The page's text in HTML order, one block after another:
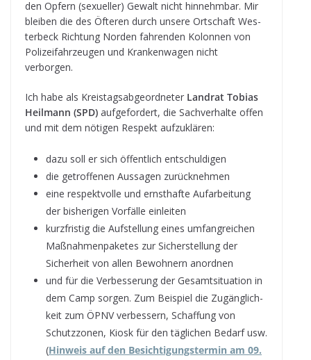
den Opfern (sexu­el­ler) Gewalt nicht hin­nehm­bar. Mir
blei­ben die des Öfte­ren durch unsere Ort­schaft Wes­
ter­beck Rich­tung Nor­den fah­ren­den Kolon­nen von
Poli­zei­fahr­zeu­gen und Kran­ken­wa­gen nicht
verborgen.
Ich habe als Kreis­tags­ab­ge­ord­ne­ter Land­rat Tobias
Heil­mann (SPD) auf­ge­for­dert, die Sach­ver­halte offen
und mit dem nöti­gen Respekt aufzuklären:
dazu soll er sich öffent­lich entschuldigen
die getrof­fe­nen Aus­sa­gen zurücknehmen
eine respekt­volle und ernst­hafte Auf­ar­bei­tung
der bis­he­ri­gen Vor­fälle einleiten
kurz­fris­tig die Auf­stel­lung eines umfang­rei­chen
Maß­nah­men­pa­ke­tes zur Sicher­stel­lung der
Sicher­heit von allen Bewoh­nern anordnen
und für die Ver­bes­se­rung der Gesamt­si­tua­tion in
dem Camp sor­gen. Zum Bei­spiel die Zugäng­lich­
keit zum ÖPNV ver­bes­sern, Schaf­fung von
Schutz­zo­nen, Kiosk für den täg­li­chen Bedarf usw.
(Hin­weis auf den Besich­ti­gungs­ter­min am 09.